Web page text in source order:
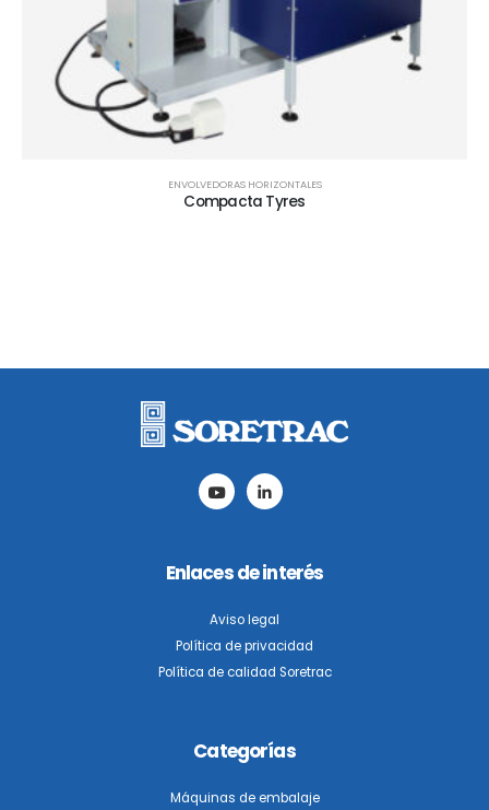
ENVOLVEDORAS HORIZONTALES
Compacta Tyres
Enlaces de interés
Aviso legal
Política de privacidad
Política de calidad Soretrac
Categorías
Máquinas de embalaje